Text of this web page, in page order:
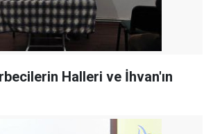
Halleri ve İhvan'ın